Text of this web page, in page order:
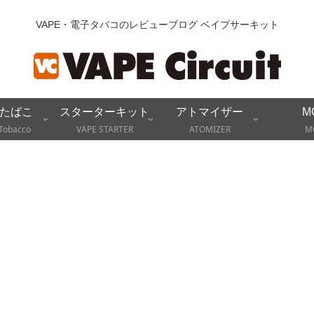
VAPE・電子タバコのレビューブログ ベイプサーキット
ばこ
スターターキット
VAPE STARTER
アトマイザー
ATOMIZER